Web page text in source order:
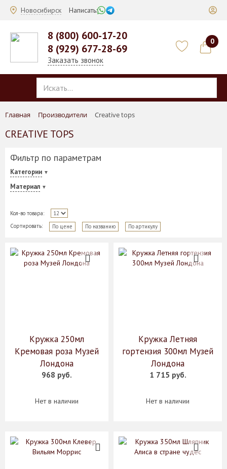
Новосибирск Написать:
8 (800) 600-17-20
8 (929) 677-28-69
Заказать звонок
0
Главная Производители Creative tops
CREATIVE TOPS
Фильтр по параметрам
Категории
Материал
Кол-во товара:
Сортировать:
По цене По названию По артикулу
Кружка 250мл
Кремовая роза Музей
Лондона
968 руб.
Нет в наличии
Кружка Летняя
гортензия 300мл Музей
Лондона
1 715 руб.
Нет в наличии